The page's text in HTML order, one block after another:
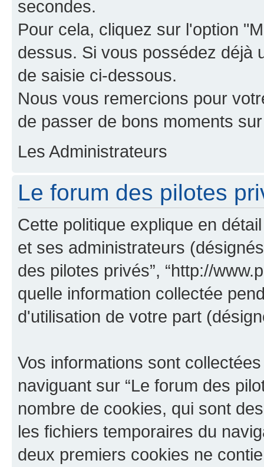
secondes.
Pour cela, cliquez sur l'option
dessus. Si vous possédez déjà
de saisie ci-dessous.
Nous vous remercions pour
de passer de bons moments
Les Administrateurs
Le forum des pilotes
Cette politique explique en
et ses administrateurs (désignés
des pilotes privés”, “http://
quelle information collectée
d'utilisation de votre part
Vos informations sont
naviguant sur “Le forum des
nombre de cookies, qui sont
les fichiers temporaires du
deux premiers cookies ne